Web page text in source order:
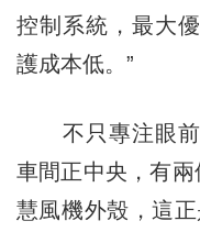
控制系統，最大
護成本低。”
不只專注眼前
車間正中央，有
慧風機外殼，這